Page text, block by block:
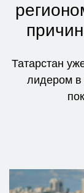
Татарстан
лидером в